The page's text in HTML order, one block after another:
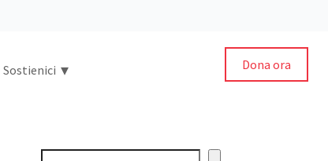
Sostienici ▾ Dona ora